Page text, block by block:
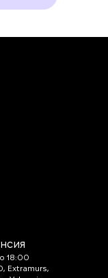
18:00
Extramurs,